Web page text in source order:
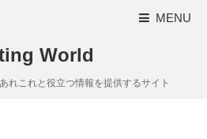
MENU
World
れこれと役立つ情報を提供するサイト